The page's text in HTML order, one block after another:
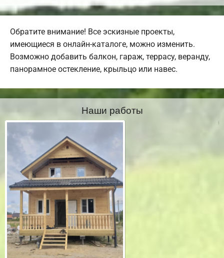
Обратите внимание! Все эскизные проекты,
имеющиеся в онлайн-каталоге, можно изменить.
Возможно добавить балкон, гараж, террасу, веранду,
панорамное остекление, крыльцо или навес.
Наши работы